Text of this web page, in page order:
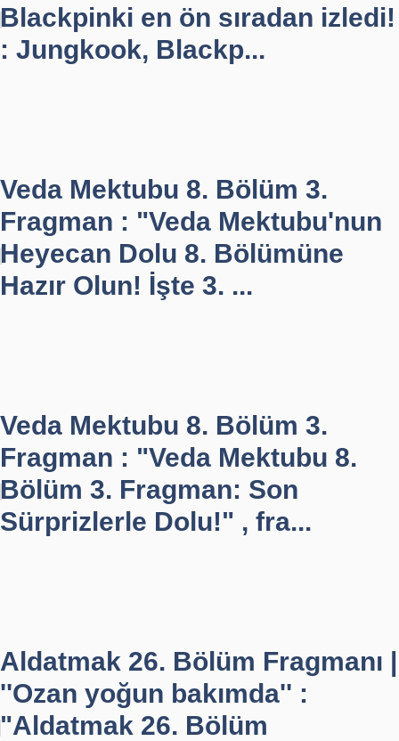
Blackpinki en ön sıradan izledi!
: Jungkook, Blackp...
Veda Mektubu 8. Bölüm 3.
Fragman : "Veda Mektubu'nun
Heyecan Dolu 8. Bölümüne
Hazır Olun! İşte 3. ...
Veda Mektubu 8. Bölüm 3.
Fragman : "Veda Mektubu 8.
Bölüm 3. Fragman: Son
Sürprizlerle Dolu!" , fra...
Aldatmak 26. Bölüm Fragmanı |
''Ozan yoğun bakımda'' :
"Aldatmak 26. Bölüm